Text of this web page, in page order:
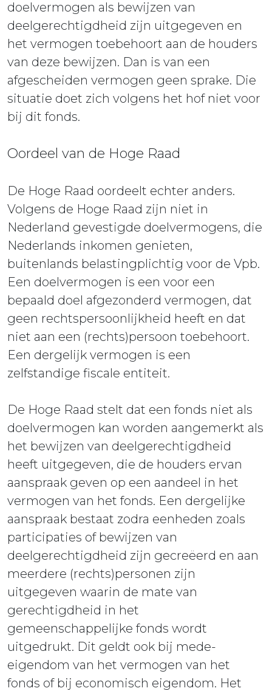
doelvermogen als bewijzen van
deelgerechtigdheid zijn uitgegeven en
het vermogen toebehoort aan de houders
van deze bewijzen. Dan is van een
afgescheiden vermogen geen sprake. Die
situatie doet zich volgens het hof niet voor
bij dit fonds.
Oordeel van de Hoge Raad
De Hoge Raad oordeelt echter anders.
Volgens de Hoge Raad zijn niet in
Nederland gevestigde doelvermogens, die
Nederlands inkomen genieten,
buitenlands belastingplichtig voor de Vpb.
Een doelvermogen is een voor een
bepaald doel afgezonderd vermogen, dat
geen rechtspersoonlijkheid heeft en dat
niet aan een (rechts)persoon toebehoort.
Een dergelijk vermogen is een
zelfstandige fiscale entiteit.
De Hoge Raad stelt dat een fonds niet als
doelvermogen kan worden aangemerkt als
het bewijzen van deelgerechtigdheid
heeft uitgegeven, die de houders ervan
aanspraak geven op een aandeel in het
vermogen van het fonds. Een dergelijke
aanspraak bestaat zodra eenheden zoals
participaties of bewijzen van
deelgerechtigdheid zijn gecreëerd en aan
meerdere (rechts)personen zijn
uitgegeven waarin de mate van
gerechtigdheid in het
gemeenschappelijke fonds wordt
uitgedrukt. Dit geldt ook bij mede-
eigendom van het vermogen van het
fonds of bij economisch eigendom. Het